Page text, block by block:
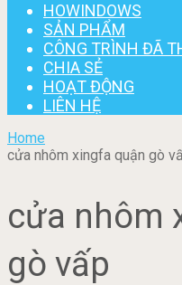
HOWINDOWS
SẢN PHẨM
CÔNG TRÌNH ĐÃ
CHIA SẺ
HOẠT ĐỘNG
LIÊN HỆ
Home
cửa nhôm xingfa quận gò
cửa nhôm
gò vấp